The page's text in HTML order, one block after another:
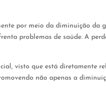
por meio da diminuição
problemas de saúde. A
visto que está diretamente
não apenas a